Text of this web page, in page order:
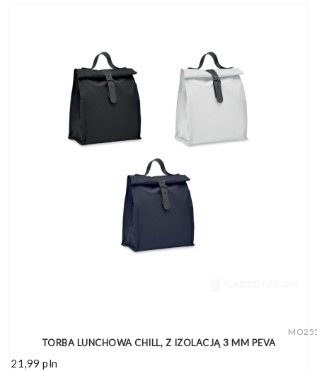
TORBA LUNCHOWA CHILL, Z IZOLACJĄ 3 MM PEVA
21,99 pln